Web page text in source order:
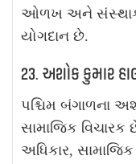
ઓળખ અને
યોગદાન છે.
23. અશોક કુમાર
પશ્ચિમ બંગાળના
સામાજિક
અધિકાર,